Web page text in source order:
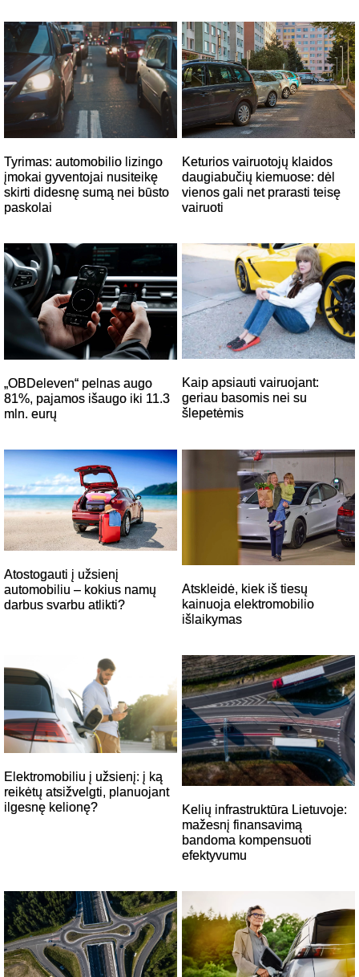
Tyrimas: automobilio lizingo
įmokai gyventojai nusiteikę
skirti didesnę sumą nei būsto
paskolai
Keturios vairuotojų klaidos
daugiabučių kiemuose: dėl
vienos gali net prarasti teisę
vairuoti
„OBDeleven“ pelnas augo
81%, pajamos išaugo iki 11.3
mln. eurų
Kaip apsiauti vairuojant:
geriau basomis nei su
šlepetėmis
Atostogauti į užsienį
automobiliu – kokius namų
darbus svarbu atlikti?
Atskleidė, kiek iš tiesų
kainuoja elektromobilio
išlaikymas
Elektromobiliu į užsienį: į ką
reikėtų atsižvelgti, planuojant
ilgesnę kelionę?
Kelių infrastruktūra Lietuvoje:
mažesnį finansavimą
bandoma kompensuoti
efektyvumu